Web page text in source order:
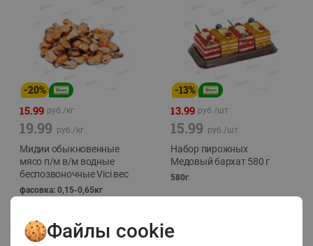
-20%
15.99 руб./кг
19.99 руб./кг
Мидии обыкновенные
мясо п/м в/м водные
беспозвоночные Vici вес
фасовка: 0,15-0,65кг
-13%
13.99 руб./шт
15.99 руб./шт
Набор пирожных
Медовый бархат 580 г
580г
Файлы cookie